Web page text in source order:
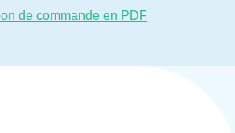
de commande en PDF